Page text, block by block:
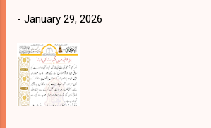
- January 29, 2026